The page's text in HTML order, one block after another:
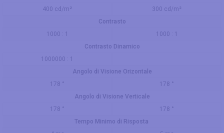
400 cd/m²
300 cd/m²
Contrasto
1000 : 1
1000 : 1
Contrasto Dinamico
1000000 : 1
Angolo di Visione Orizontale
178 °
178 °
Angolo di Visione Verticale
178 °
178 °
Tempo Minimo di Risposta